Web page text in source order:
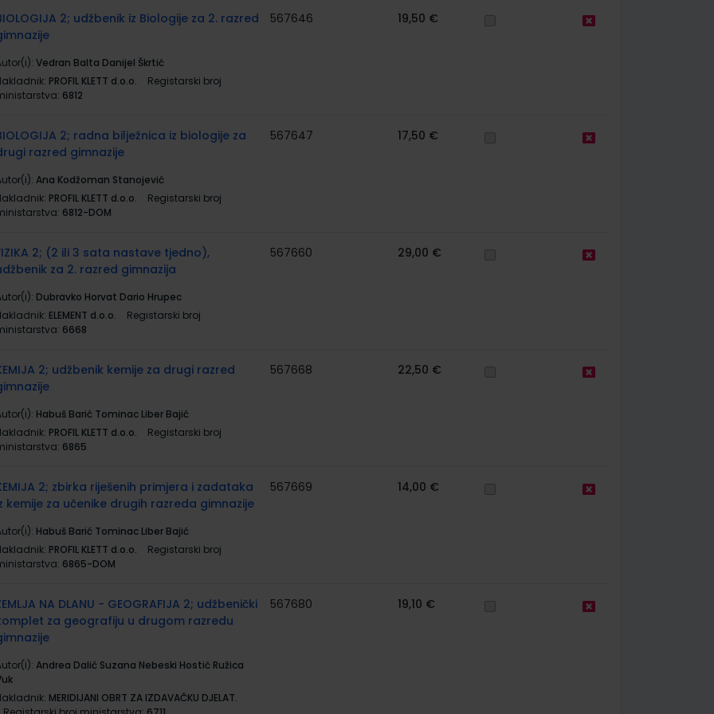
2; udžbenik iz Biologije za 2. razred
Vedran Balta Danijel Škrtić
PROFIL KLETT d.o.o.
Registarski broj
6812
567646 19,50 €
2; radna bilježnica iz biologije za
razred gimnazije
Ana Kodžoman Stanojević
PROFIL KLETT d.o.o.
Registarski broj
6812-DOM
567647 17,50 €
2; (2 ili 3 sata nastave tjedno),
za 2. razred gimnazija
Dubravko Horvat Dario Hrupec
ELEMENT d.o.o.
Registarski broj
6668
567660 29,00 €
2; udžbenik kemije za drugi razred
Habuš Barić Tominac Liber Bajić
PROFIL KLETT d.o.o.
Registarski broj
6865
567668 22,50 €
2; zbirka riješenih primjera i zadataka
kemije za učenike drugih razreda gimnazije
Habuš Barić Tominac Liber Bajić
PROFIL KLETT d.o.o.
Registarski broj
6865-DOM
567669 14,00 €
NA DLANU - GEOGRAFIJA 2; udžbenički
za geografiju u drugom razredu
Andrea Dalić Suzana Nebeski Hostić Ružica
MERIDIJANI OBRT ZA IZDAVAČKU DJELAT.
567680 19,10 €